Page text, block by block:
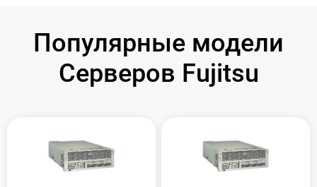
Популярные модели
Серверов Fujitsu